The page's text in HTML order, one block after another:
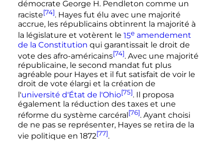
démocrate George H. Pendleton comme un
raciste[74]. Hayes fut élu avec une majorité
accrue, les républicains obtinrent la majorité à
la législature et votèrent le 15e amendement
de la Constitution qui garantissait le droit de
vote des afro-américains[74]. Avec une majorité
républicaine, le second mandat fut plus
agréable pour Hayes et il fut satisfait de voir le
droit de vote élargi et la création de
l'université d'État de l'Ohio[75]. Il proposa
également la réduction des taxes et une
réforme du système carcéral [76]. Ayant choisi
de ne pas se représenter, Hayes se retira de la
vie politique en 1872[77].